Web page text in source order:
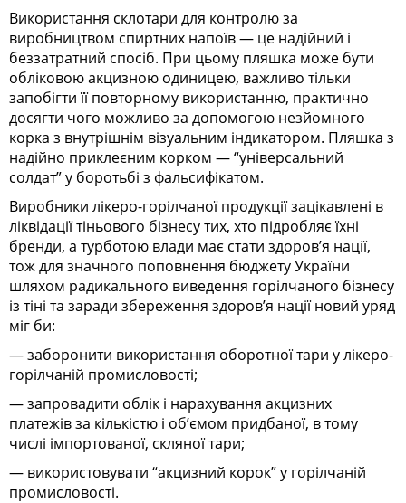
Використання склотари для контролю за
виробництвом спиртних напоїв — це надійний і
беззатратний спосіб. При цьому пляшка може бути
обліковою акцизною одиницею, важливо тільки
запобігти її повторному використанню, практично
досягти чого можливо за допомогою незйомного
корка з внутрішнім візуальним індикатором. Пляшка з
надійно приклеєним корком — “універсальний
солдат” у боротьбі з фальсифікатом.
Виробники лікеро-горілчаної продукції зацікавлені в
ліквідації тіньового бізнесу тих, хто підробляє їхні
бренди, а турботою влади має стати здоров’я нації,
тож для значного поповнення бюджету України
шляхом радикального виведення горілчаного бізнесу
із тіні та заради збереження здоров’я нації новий уряд
міг би:
— заборонити використання оборотної тари у лікеро-
горілчаній промисловості;
— запровадити облік і нарахування акцизних
платежів за кількістю і об’ємом придбаної, в тому
числі імпортованої, скляної тари;
— використовувати “акцизний корок” у горілчаній
промисловості.